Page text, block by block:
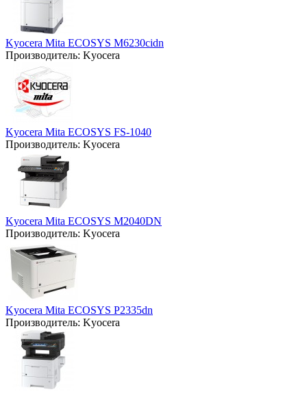
Kyocera Mita ECOSYS M6230cidn
Производитель: Kyocera
Kyocera Mita ECOSYS FS-1040
Производитель: Kyocera
Kyocera Mita ECOSYS M2040DN
Производитель: Kyocera
Kyocera Mita ECOSYS P2335dn
Производитель: Kyocera